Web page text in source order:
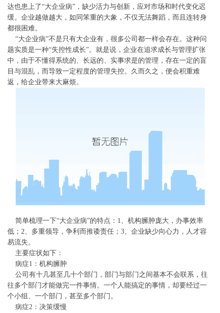
达也患上了“大企业病”，缺少活力与创新，应对市场和时代变化迟
缓。企业越做越大，如同笨重的大象，不仅无法舞蹈，而且连转身
都很困难。
“大企业病”不是只有大企业有，很多公司都一样会存在。这种问
题实质是一种“失控性成长”。就是说，企业在追求成长与管理扩张
中，由于不懂得系统的、长远的、实事求是的管理，存在一定的盲
目与混乱，而导致一定程度的管理失控。久而久之，便会积重难
返，给企业带来大麻烦。
简单梳理一下“大企业病”的特点：1、机构臃肿庞大，办事效率
低；2、多重领导，争利而推诿责任；3、企业缺少向心力，人才容
易流失。
主要症状如下：
病症1：机构臃肿
公司有十几甚至几十个部门，部门与部门之间基本不会联系，往
往多个部门才能做完一件事情。一个人能搞定的事情，却要经过一
个小组、一个部门，甚至多个部门。
病症2：决策缓慢